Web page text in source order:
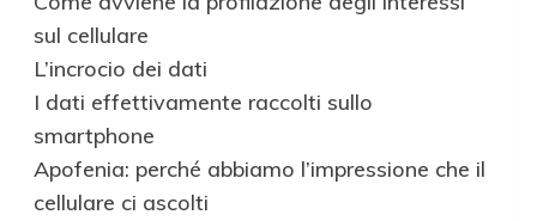
sul cellulare
L’incrocio dei dati
I dati effettivamente raccolti sullo
smartphone
Apofenia: perché abbiamo l’impressione che il
cellulare ci ascolti